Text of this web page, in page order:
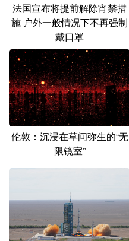
法国宣布将提前解除宵禁措
施 户外一般情况下不再强制
戴口罩
伦敦：沉浸在草间弥生的“无
限镜室”